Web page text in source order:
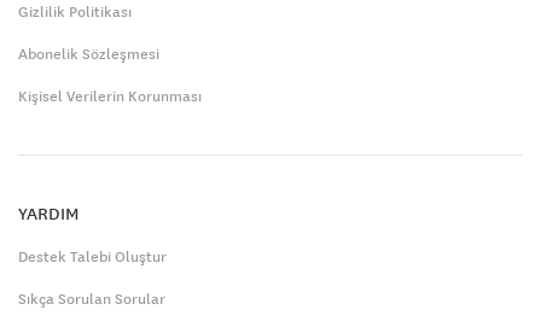
Gizlilik Politikası
Abonelik Sözleşmesi
Kişisel Verilerin Korunması
YARDIM
Destek Talebi Oluştur
Sıkça Sorulan Sorular